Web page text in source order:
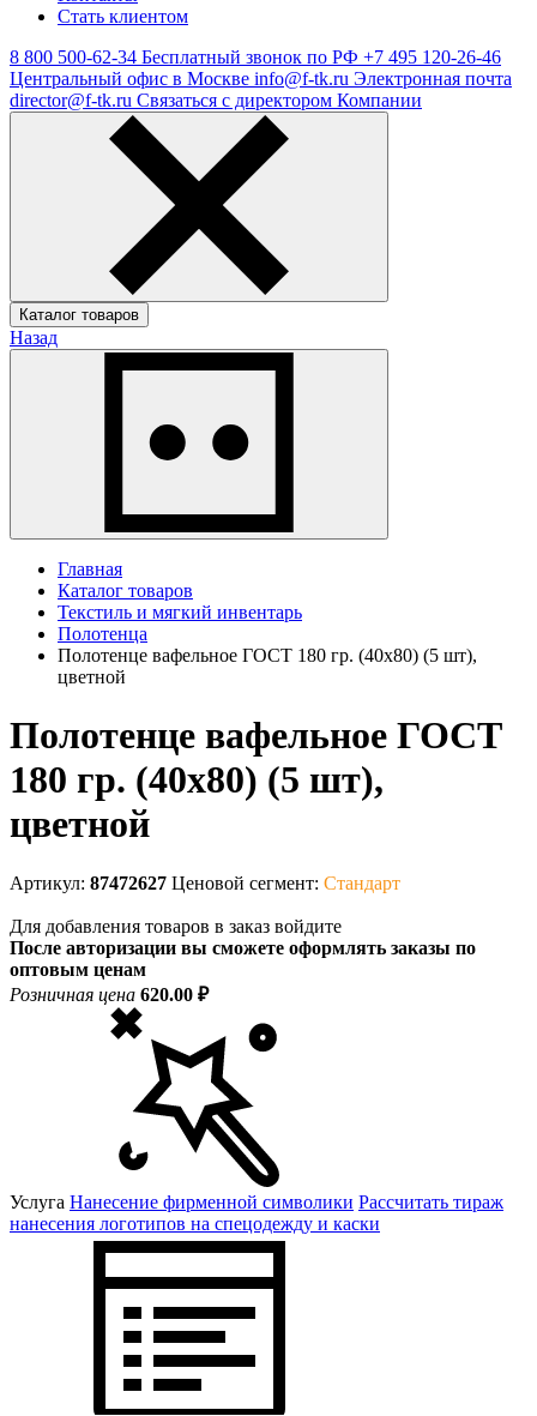
Стать клиентом
8 800 500-62-34 Бесплатный звонок по РФ +7 495 120-26-46
Центральный офис в Москве info@f-tk.ru Электронная почта
director@f-tk.ru Связаться с директором Компании
Каталог товаров
Назад
Главная
Каталог товаров
Текстиль и мягкий инвентарь
Полотенца
Полотенце вафельное ГОСТ 180 гр. (40х80) (5 шт),
цветной
Полотенце вафельное ГОСТ
180 гр. (40х80) (5 шт),
цветной
Артикул: 87472627 Ценовой сегмент: Стандарт
Для добавления товаров в заказ войдите
После авторизации вы сможете оформлять заказы по
оптовым ценам
Розничная цена 620.00 ₽
Услуга Нанесение фирменной символики Рассчитать тираж
нанесения логотипов на спецодежду и каски